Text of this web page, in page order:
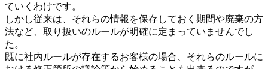
ていくわけです。
しかし従来は、それらの情報を保存しておく期間や廃棄の方
法など、取り扱いのルールが明確に定まっていませんでし
た。
既に社内ルールが存在するお客様の場合、それらのルールに